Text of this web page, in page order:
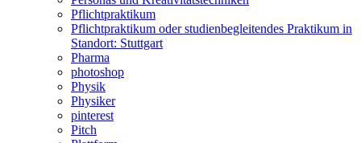
Pflichtpraktikum
Pflichtpraktikum oder studienbegleitendes Praktikum in
Standort: Stuttgart
Pharma
photoshop
Physik
Physiker
pinterest
Pitch